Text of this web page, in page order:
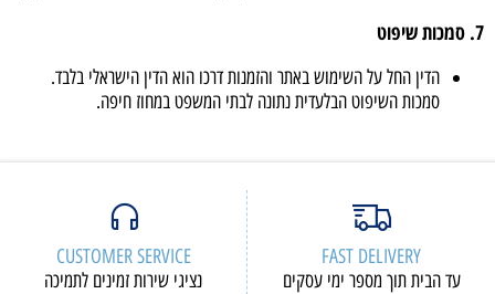
7. סמכות שיפוט
הדין החל על השימוש באתר והזמנות דרכו הוא הדין הישראלי בלבד.
סמכות השיפוט הבלעדית נתונה לבתי המשפט במחוז חיפה.
FAST DELIVERY
עד הבית תוך מספר ימי עסקים
CUSTOMER SERVICE
נציגי שירות זמינים לתמיכה